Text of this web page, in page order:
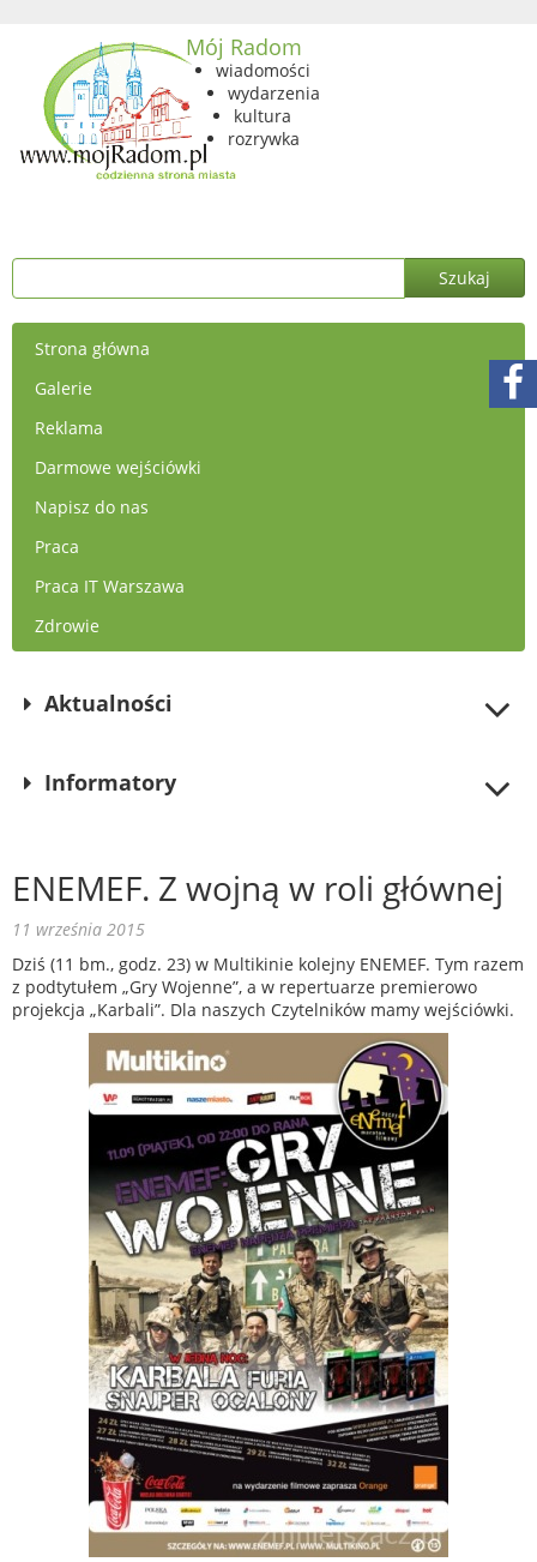
Mój Radom
wiadomości
wydarzenia
kultura
rozrywka
Strona główna
Galerie
Reklama
Darmowe wejściówki
Napisz do nas
Praca
Praca IT Warszawa
Zdrowie
Aktualności
Informatory
ENEMEF. Z wojną w roli głównej
11 września 2015
Dziś (11 bm., godz. 23) w Multikinie kolejny ENEMEF. Tym razem
z podtytułem „Gry Wojenne”, a w repertuarze premierowo
projekcja „Karbali”. Dla naszych Czytelników mamy wejściówki.